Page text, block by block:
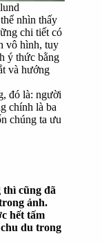
nhìn thấy
chi tiết có
vô hình, tuy
ý thức bằng
và hướng
đó là: người
chính là ba
chúng ta ưu
cũng đã
ảnh.
hết tấm
du trong